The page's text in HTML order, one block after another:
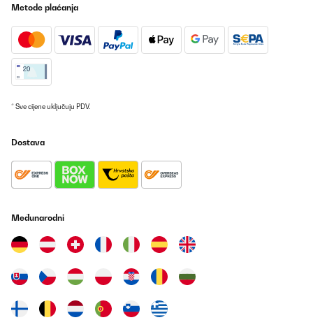
06/10/2025
Quite satisfied with it, needed a fridge for my bedroom ( for
reasons ) and it fits very nicely, not loud at all, the design is
pretty, overall great product, its just a matter of how long it will
last ( id be more than happy if it works for a year)
Amazon user
Utilisateur d'Amazon
Metode plaćanja
* Sve cijene uključuju PDV.
Dostava
Međunarodni